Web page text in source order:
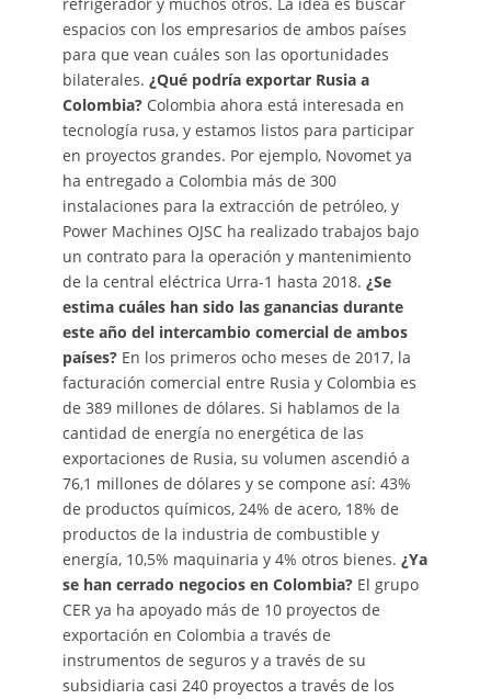
espacios con los empresarios de ambos países
para que vean cuáles son las oportunidades
bilaterales. ¿Qué podría exportar Rusia a
Colombia? Colombia ahora está interesada en
tecnología rusa, y estamos listos para participar
en proyectos grandes. Por ejemplo, Novomet ya
ha entregado a Colombia más de 300
instalaciones para la extracción de petróleo, y
Power Machines OJSC ha realizado trabajos bajo
un contrato para la operación y mantenimiento
de la central eléctrica Urra-1 hasta 2018. ¿Se
estima cuáles han sido las ganancias durante
este año del intercambio comercial de ambos
países? En los primeros ocho meses de 2017, la
facturación comercial entre Rusia y Colombia es
de 389 millones de dólares. Si hablamos de la
cantidad de energía no energética de las
exportaciones de Rusia, su volumen ascendió a
76,1 millones de dólares y se compone así: 43%
de productos químicos, 24% de acero, 18% de
productos de la industria de combustible y
energía, 10,5% maquinaria y 4% otros bienes. ¿Ya
se han cerrado negocios en Colombia? El grupo
CER ya ha apoyado más de 10 proyectos de
exportación en Colombia a través de
instrumentos de seguros y a través de su
subsidiaria casi 240 proyectos a través de los